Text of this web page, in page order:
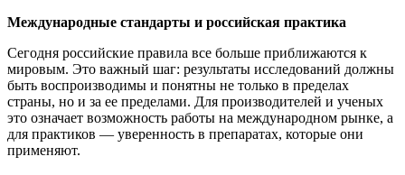
Международные стандарты и российская практика
Сегодня российские правила все больше приближаются к
мировым. Это важный шаг: результаты исследований должны
быть воспроизводимы и понятны не только в пределах
страны, но и за ее пределами. Для производителей и ученых
это означает возможность работы на международном рынке, а
для практиков — уверенность в препаратах, которые они
применяют.